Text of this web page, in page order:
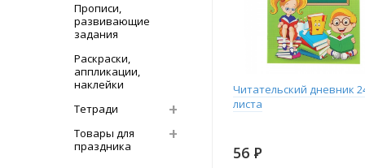
Прописи,
развивающие
задания
Раскраски,
аппликации,
наклейки
Тетради
Товары для
праздника
Читательский дневник
листа
56 Р